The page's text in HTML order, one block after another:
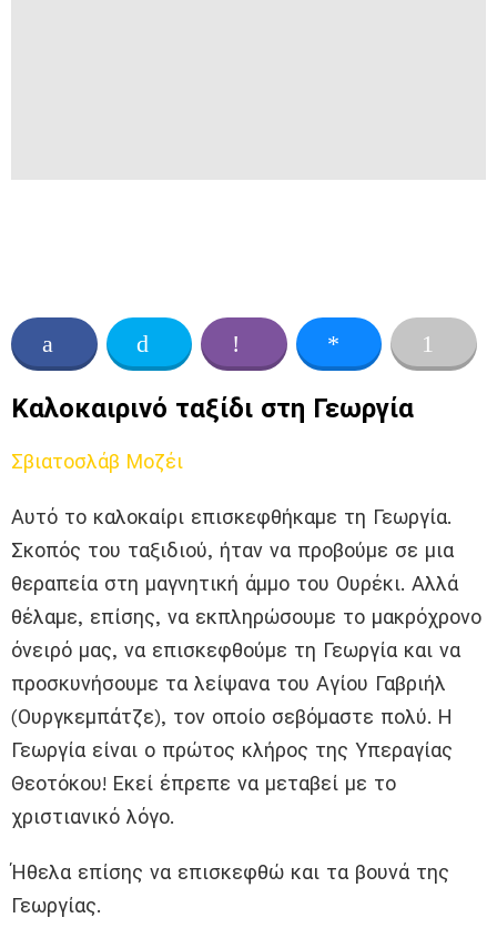
Καλοκαιρινό ταξίδι στη Γεωργία
Σβιατοσλάβ Μοζέι
Αυτό το καλοκαίρι επισκεφθήκαμε τη Γεωργία.
Σκοπός του ταξιδιού, ήταν να προβούμε σε μια
θεραπεία στη μαγνητική άμμο του Ουρέκι. Αλλά
θέλαμε, επίσης, να εκπληρώσουμε το μακρόχρονο
όνειρό μας, να επισκεφθούμε τη Γεωργία και να
προσκυνήσουμε τα λείψανα του Αγίου Γαβριήλ
(Ουργκεμπάτζε), τον οποίο σεβόμαστε πολύ. Η
Γεωργία είναι ο πρώτος κλήρος της Υπεραγίας
Θεοτόκου! Εκεί έπρεπε να μεταβεί με το
χριστιανικό λόγο.
Ήθελα επίσης να επισκεφθώ και τα βουνά της
Γεωργίας.